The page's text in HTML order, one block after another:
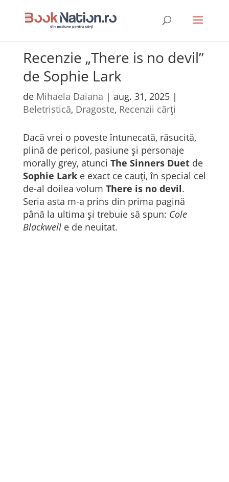
Recenzie „There is no devil”
de Sophie Lark
de Mihaela Daiana | aug. 31, 2025|
Beletristică, Dragoste, Recenzii cărți
Dacă vrei o poveste întunecată, răsucită,
plină de pericol, pasiune și personaje
morally grey, atunci The Sinners Duet de
Sophie Larke exact ce cauți, în special cel
de-al doilea volum There is no devil.
Seria asta m-a prins din prima pagină
până la ultima și trebuie să spun: Cole
Blackwelle de neuitat.